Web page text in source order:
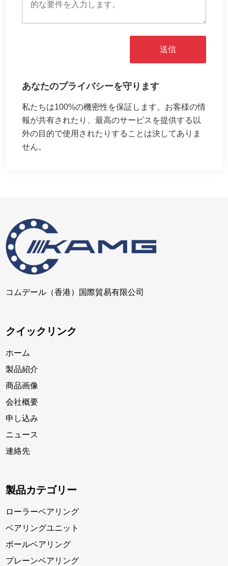
送信
あなたのプライバシーを守ります
私たちは100%の機密性を保証します。お客様の情
報が共有されたり、最高のサービスを提供する以
外の目的で使用されたりすることは決してありま
せん。
コムデール（香港）国際貿易有限公司
クイックリンク
ホーム
製品紹介
商品画像
会社概要
申し込み
ニュース
連絡先
製品カテゴリー
ローラーベアリング
ベアリングユニット
ボールベアリング
プレーンベアリング